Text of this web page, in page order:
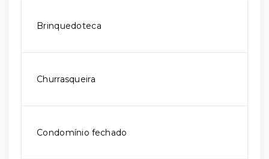
Brinquedoteca
Churrasqueira
Condomínio fechado